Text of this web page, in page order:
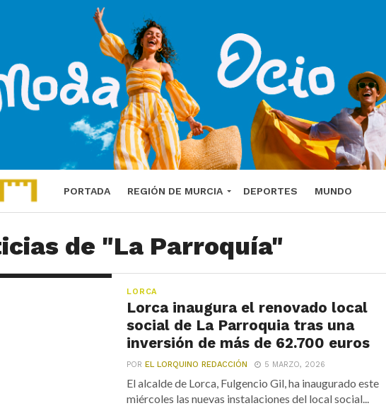
PORTADA REGIÓN DE MURCIA DEPORTES MUNDO
de "La Parroquía"
LORCA
Lorca inaugura el renovado local
social de La Parroquia tras una
inversión de más de 62.700 euros
POREL LORQUINO REDACCIÓN 5 MARZO, 2026
El alcalde de Lorca, Fulgencio Gil, ha inaugurado este
miércoles las nuevas instalaciones del local social...